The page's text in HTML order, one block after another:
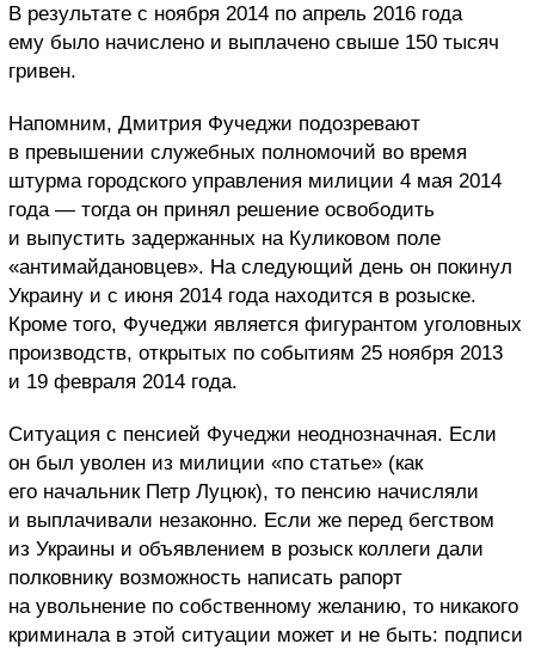
В результате с ноября 2014 по апрель 2016 года
ему было начислено и выплачено свыше 150 тысяч
гривен.
Напомним, Дмитрия Фучеджи подозревают
в превышении служебных полномочий во время
штурма городского управления милиции 4 мая 2014
года — тогда он принял решение освободить
и выпустить задержанных на Куликовом поле
«антимайдановцев». На следующий день он покинул
Украину и с июня 2014 года находится в розыске.
Кроме того, Фучеджи является фигурантом уголовных
производств, открытых по событиям 25 ноября 2013
и 19 февраля 2014 года.
Ситуация с пенсией Фучеджи неоднозначная. Если
он был уволен из милиции «по статье» (как
его начальник Петр Луцюк), то пенсию начисляли
и выплачивали незаконно. Если же перед бегством
из Украины и объявлением в розыск коллеги дали
полковнику возможность написать рапорт
на увольнение по собственному желанию, то никакого
криминала в этой ситуации может и не быть: подписи